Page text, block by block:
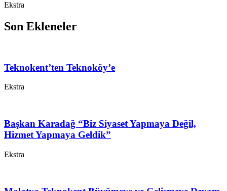
Ekstra
Son Ekleneler
Teknokent’ten Teknoköy’e
Ekstra
Başkan Karadağ “Biz Siyaset Yapmaya Değil,
Hizmet Yapmaya Geldik”
Ekstra